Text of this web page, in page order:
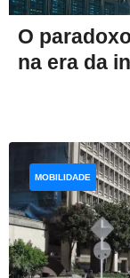
O
na era da
MOBILIDADE